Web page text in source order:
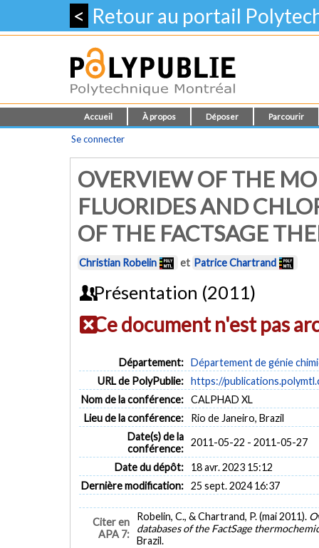
< Retour au portail
Accueil À propos Déposer Parcourir
Se connecter
OVERVIEW OF THE
FLUORIDES AND
OF THE FACTSAGE
Christian Robelin et Patrice Chartrand
Présentation (2011)
Ce document n'est pas
Département: Département de génie
URL de PolyPublie: https://
Nom de la conférence: CALPHAD XL
Lieu de la conférence:
Rio de Janeiro, Brazil
Date(s) de la
conférence:
2011-05-22 - 2011-05-27
Date du dépôt:
18 avr. 2023 15:12
Dernière modification: 25 sept. 2024 16:37
Citer en
APA 7:
Robelin, C., & Chartrand, P. (mai 2011).
databases of the FactSage
Brazil.